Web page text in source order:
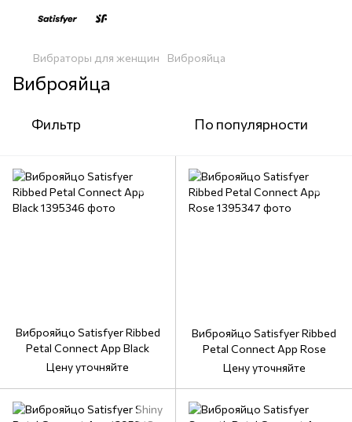
Вибраторы для женщин Виброяйца
Виброяйца
Фильтр По популярности
Виброяйцо Satisfyer Ribbed
Petal Connect App Black
Цену уточняйте
Виброяйцо Satisfyer Ribbed
Petal Connect App Rose
Цену уточняйте